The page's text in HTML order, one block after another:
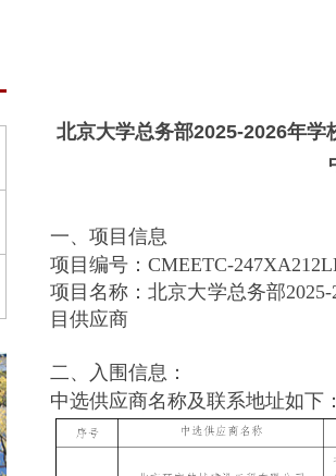
北京大学总务部2025-2026年
一、项目信息
项目编号：CMEETC-
项目名称：北京大学总务部
目供应商
二、入围信息：
中选供应商名称及联系地址如下：